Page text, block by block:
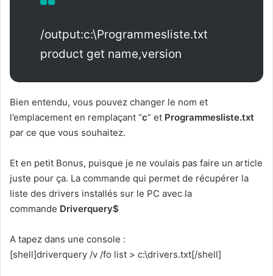
/output:c:\Programmesliste.txt
product get name,version
Bien entendu, vous pouvez changer le nom et
l’emplacement en remplaçant “c” et Programmesliste.txt
par ce que vous souhaitez.
Et en petit Bonus, puisque je ne voulais pas faire un article
juste pour ça. La commande qui permet de récupérer la
liste des drivers installés sur le PC avec la
commande Driverquery$
A tapez dans une console :
[shell]driverquery /v /fo list > c:\drivers.txt[/shell]